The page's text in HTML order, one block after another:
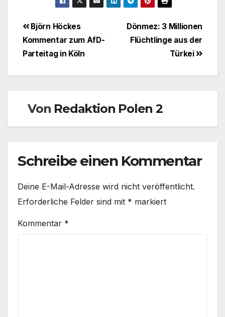
Beitragsnavigation
Dönmez: 3 Millionen
Flüchtlinge aus der
Türkei
Björn Höckes
Kommentar zum AfD-
Parteitag in Köln
Von Redaktion Polen 2
Schreibe einen Kommentar
Deine E-Mail-Adresse wird nicht veröffentlicht.
Erforderliche Felder sind mit * markiert
Kommentar *